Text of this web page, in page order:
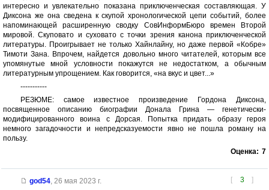
интересно и увлекательно показана приключенческая составляющая. У
Диксона же она сведена к скупой хронологической цепи событий, более
напоминающей расширенную сводку СовИнформБюро времен Второй
мировой. Скуповато и суховато с точки зрения канона приключенческой
литературы. Проигрывает не только Хайнлайну, но даже первой «Кобре»
Тимоти Зана. Впрочем, найдется довольно много читателей, которым все
упомянутые мной условности покажутся не недостатком, а обычным
литературным упрощением. Как говорится, «на вкус и цвет...»
-----------
РЕЗЮМЕ: самое известное произведение Гордона Диксона,
посвященное описанию биографии Донала Грина — генетически-
модифицированного воина с Дорсая. Попытка придать образу героя
немного загадочности и непредсказуемости явно не пошла роману на
пользу.
Оценка: 7
[ 3 ]
god54, 26 мая 2023 г.